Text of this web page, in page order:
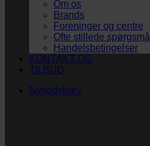
Om os
Brands
Foreninger og centre
Ofte stillede spørgsmål
Handelsbetingelser
KONTAKT OS
TILBUD
Nyhedsbrev